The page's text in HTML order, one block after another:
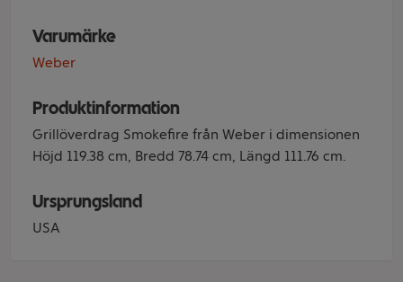
Varumärke
Weber
Produktinformation
Grillöverdrag Smokefire från Weber i dimensionen
Höjd 119.38 cm, Bredd 78.74 cm, Längd 111.76 cm.
Ursprungsland
USA